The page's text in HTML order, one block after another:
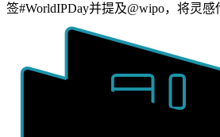
签#WorldIPDay并提及@wipo，将灵感